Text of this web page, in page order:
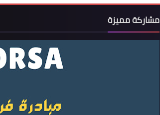
مشاركة مميزة